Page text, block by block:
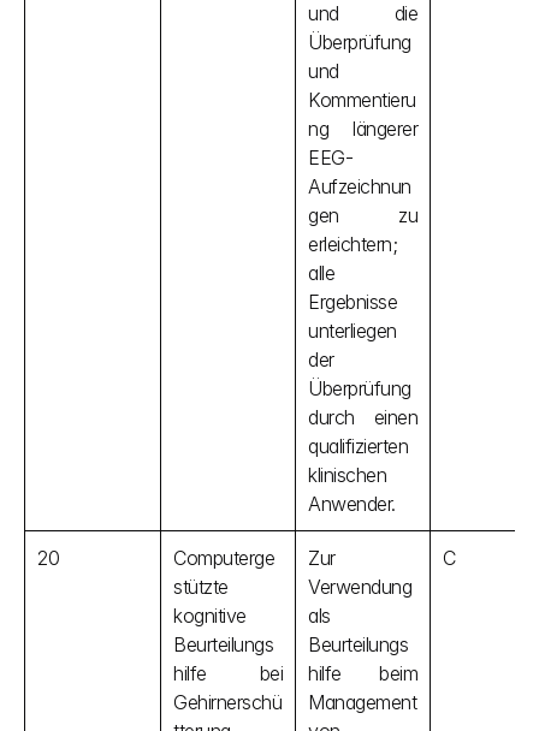
und die
Überprüfung
und
Kommentieru
ng längerer
EEG-
Aufzeichnun
gen zu
erleichtern;
alle
Ergebnisse
unterliegen
der
Überprüfung
durch einen
qualifizierten
klinischen
Anwender.
20
Computerge
stützte
kognitive
Beurteilungs
hilfe bei
Gehirnerschü
Zur
Verwendung
als
Beurteilungs
hilfe beim
Management
C